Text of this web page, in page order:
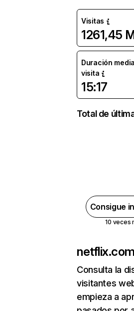
Visitas
1261,45
Duración
visita
15:17
Total de
Consigue
10 veces
netflix.com
Consulta la
visitantes
empieza a